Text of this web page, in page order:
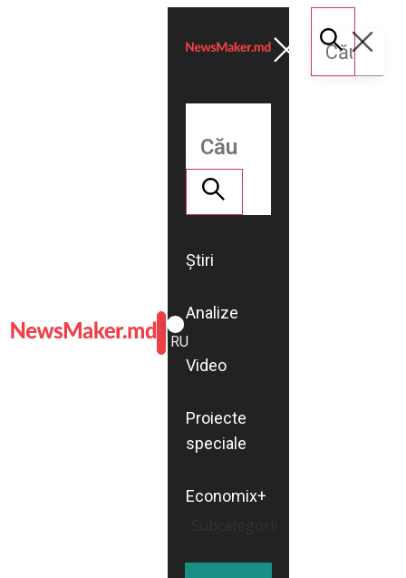
ROMÂNĂ
RU
Știri
Analize
Video
Proiecte
speciale
Economix+